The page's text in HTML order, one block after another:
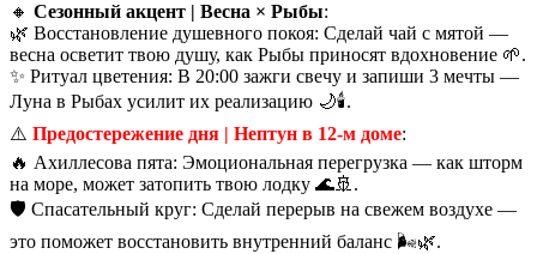
🔸 Сезонный акцент | Весна × Рыбы:
🌿 Восстановление душевного покоя: Сделай чай с мятой —
весна осветит твою душу, как Рыбы приносят вдохновение 🌱.
✨ Ритуал цветения: В 20:00 зажги свечу и запиши 3 мечты —
Луна в Рыбах усилит их реализацию 🌙🕯️.
⚠️ Предостережение дня | Нептун в 12-м доме:
🔥 Ахиллесова пята: Эмоциональная перегрузка — как шторм
на море, может затопить твою лодку 🌊🚢.
🛡️ Спасательный круг: Сделай перерыв на свежем воздухе —
это поможет восстановить внутренний баланс 🌬️🌿.